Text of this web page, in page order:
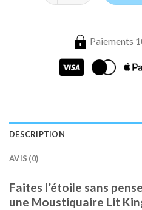
Paiements
DESCRIPTION
AVIS (0)
Faites l’étoile sans
une Moustiquaire Lit